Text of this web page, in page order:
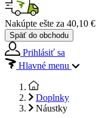
Nakúpte ešte za 40,10 €
Späť do obchodu
Prihlásiť sa
Hlavné menu
Doplnky
Náustky